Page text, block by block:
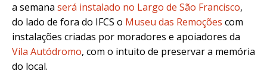
a semana será instalado no Largo de São Francisco,
do lado de fora do IFCS o Museu das Remoções com
instalações criadas por moradores e apoiadores da
Vila Autódromo, com o intuito de preservar a memória
do local.